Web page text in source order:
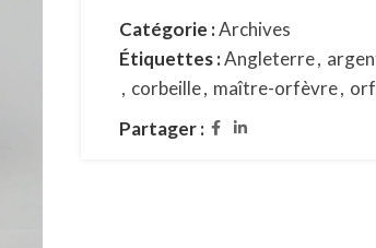
Catégorie :Archives
Étiquettes :Angleterre,
, corbeille, maître-orfèvre,
Partager :